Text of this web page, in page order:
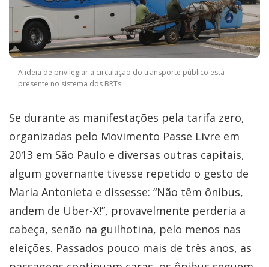
A ideia de privilegiar a circulação do transporte público está
presente no sistema dos BRTs
Se durante as manifestações pela tarifa zero,
organizadas pelo Movimento Passe Livre em
2013 em São Paulo e diversas outras capitais,
algum governante tivesse repetido o gesto de
Maria Antonieta e dissesse: “Não têm ônibus,
andem de Uber-X!”, provavelmente perderia a
cabeça, senão na guilhotina, pelo menos nas
eleições. Passados pouco mais de três anos, as